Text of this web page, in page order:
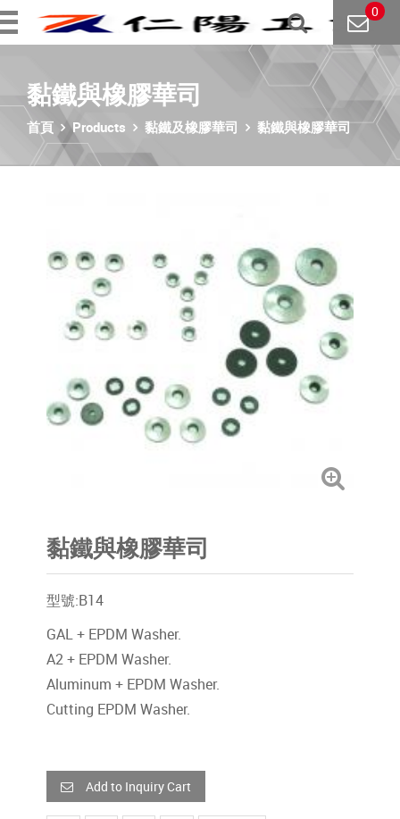
0
黏鐵與橡膠華司
首頁 Products 黏鐵及橡膠華司 黏鐵與橡膠華司
黏鐵與橡膠華司
型號:B14
GAL + EPDM Washer.
A2 + EPDM Washer.
Aluminum + EPDM Washer.
Cutting EPDM Washer.
Add to Inquiry Cart